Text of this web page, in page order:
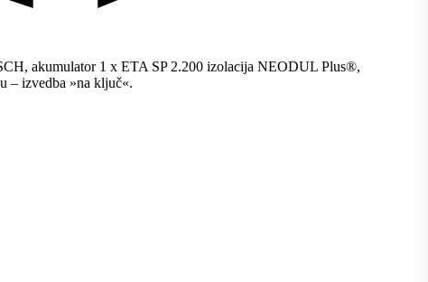
akumulator 1 x ETA SP 2.200 izolacija NEODUL Plus®,
– izvedba »na ključ«.